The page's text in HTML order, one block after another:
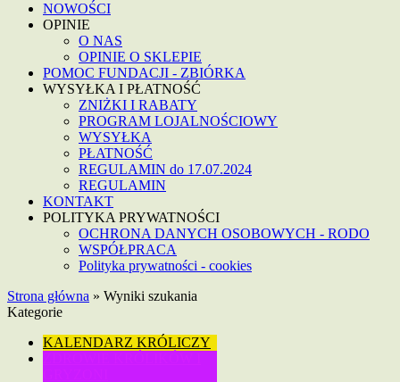
NOWOŚCI
OPINIE
O NAS
OPINIE O SKLEPIE
POMOC FUNDACJI - ZBIÓRKA
WYSYŁKA I PŁATNOŚĆ
ZNIŻKI I RABATY
PROGRAM LOJALNOŚCIOWY
WYSYŁKA
PŁATNOŚĆ
REGULAMIN do 17.07.2024
REGULAMIN
KONTAKT
POLITYKA PRYWATNOŚCI
OCHRONA DANYCH OSOBOWYCH - RODO
WSPÓŁPRACA
Polityka prywatności - cookies
Strona główna » Wyniki szukania
Kategorie
KALENDARZ KRÓLICZY